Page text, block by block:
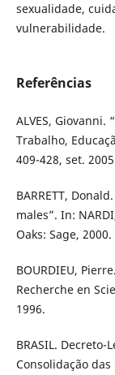
sexualidade,
vulnerabilidade.
Referências
ALVES,
Trabalho,
409-428, set.
BARRETT,
males”. In:
Oaks: Sage,
BOURDIEU,
Recherche en
1996.
BRASIL. Decreto-
Consolidação